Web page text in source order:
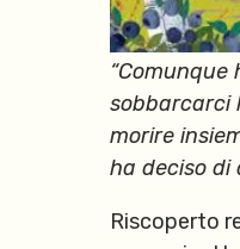
sobbarcarci
morire
ha deciso di
Riscoperto